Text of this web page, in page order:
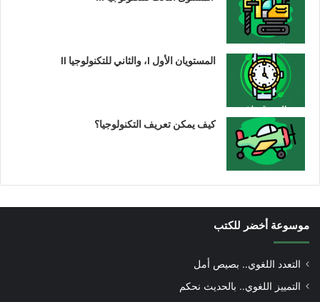
المستويان الأول I، والثاني للتكنولوجيا II
كيف يمكن تعريف التكنولوجيا؟
موسوعة أخضر للكتب
التعدد اللغوي.. بصيص أمل
التمييز اللغوي.. بالحديث نحكم